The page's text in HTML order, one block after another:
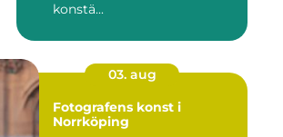
konstä...
03. aug
Fotografens konst i
Norrköping